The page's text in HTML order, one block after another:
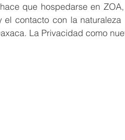
que hospedarse en
el contacto con la
La Privacidad como